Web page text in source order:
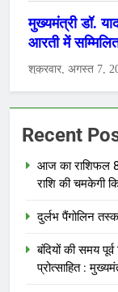
Recent
आज का राशिफल
राशि की चमकेगी
दुर्लभ पैंगोलिन
बंदियों की समय
प्रोत्साहित :